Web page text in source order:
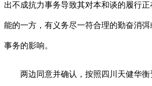
出不成抗力事务导致其对本和谈的履行
能的一方，有义务尽一符合理的勤奋消
事务的影响。
两边同意并确认，按照四川天健华衡